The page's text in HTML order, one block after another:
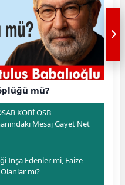
mü?
KOBİ OSB
Mesaj Gayet Net
İnşa Edenler mi, Faize
mı?